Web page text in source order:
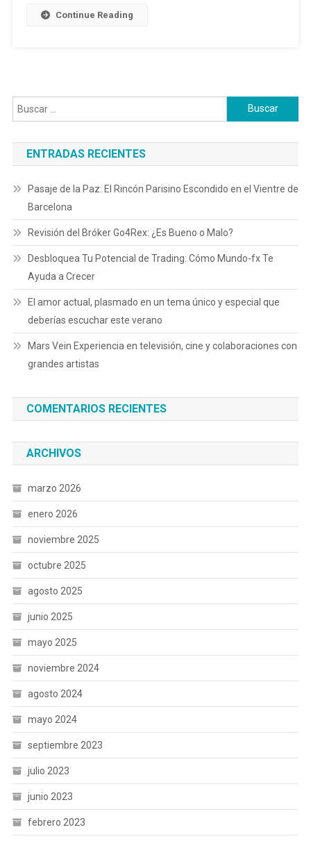
Continue Reading
Buscar:
ENTRADAS RECIENTES
Pasaje de la Paz: El Rincón Parisino Escondido en el Vientre de
Barcelona
Revisión del Bróker Go4Rex: ¿Es Bueno o Malo?
Desbloquea Tu Potencial de Trading: Cómo Mundo-fx Te
Ayuda a Crecer
El amor actual, plasmado en un tema único y especial que
deberías escuchar este verano
Mars Vein Experiencia en televisión, cine y colaboraciones con
grandes artistas
COMENTARIOS RECIENTES
ARCHIVOS
marzo 2026
enero 2026
noviembre 2025
octubre 2025
agosto 2025
junio 2025
mayo 2025
noviembre 2024
agosto 2024
mayo 2024
septiembre 2023
julio 2023
junio 2023
febrero 2023